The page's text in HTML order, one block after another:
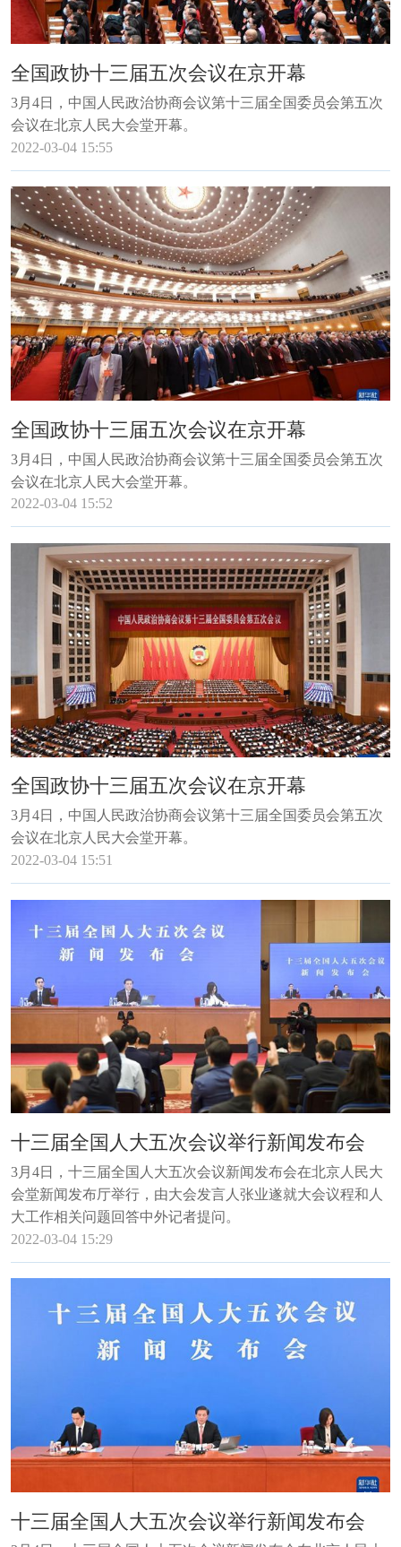
全国政协十三届五次会议在京开幕
3月4日，中国人民政治协商会议第十三届全国委员会第五次
会议在北京人民大会堂开幕。
2022-03-04 15:55
全国政协十三届五次会议在京开幕
3月4日，中国人民政治协商会议第十三届全国委员会第五次
会议在北京人民大会堂开幕。
2022-03-04 15:52
全国政协十三届五次会议在京开幕
3月4日，中国人民政治协商会议第十三届全国委员会第五次
会议在北京人民大会堂开幕。
2022-03-04 15:51
十三届全国人大五次会议举行新闻发布会
3月4日，十三届全国人大五次会议新闻发布会在北京人民大
会堂新闻发布厅举行，由大会发言人张业遂就大会议程和人
大工作相关问题回答中外记者提问。
2022-03-04 15:29
十三届全国人大五次会议举行新闻发布会